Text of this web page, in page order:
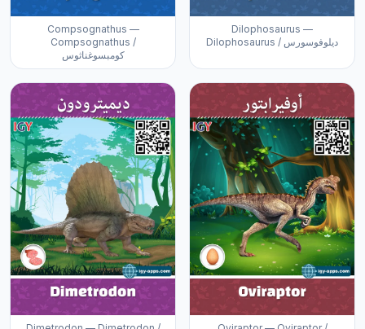
Compsognathus —
Compsognathus /
كومبسوغناثوس
Dilophosaurus —
Dilophosaurus / ديلوفوسورس